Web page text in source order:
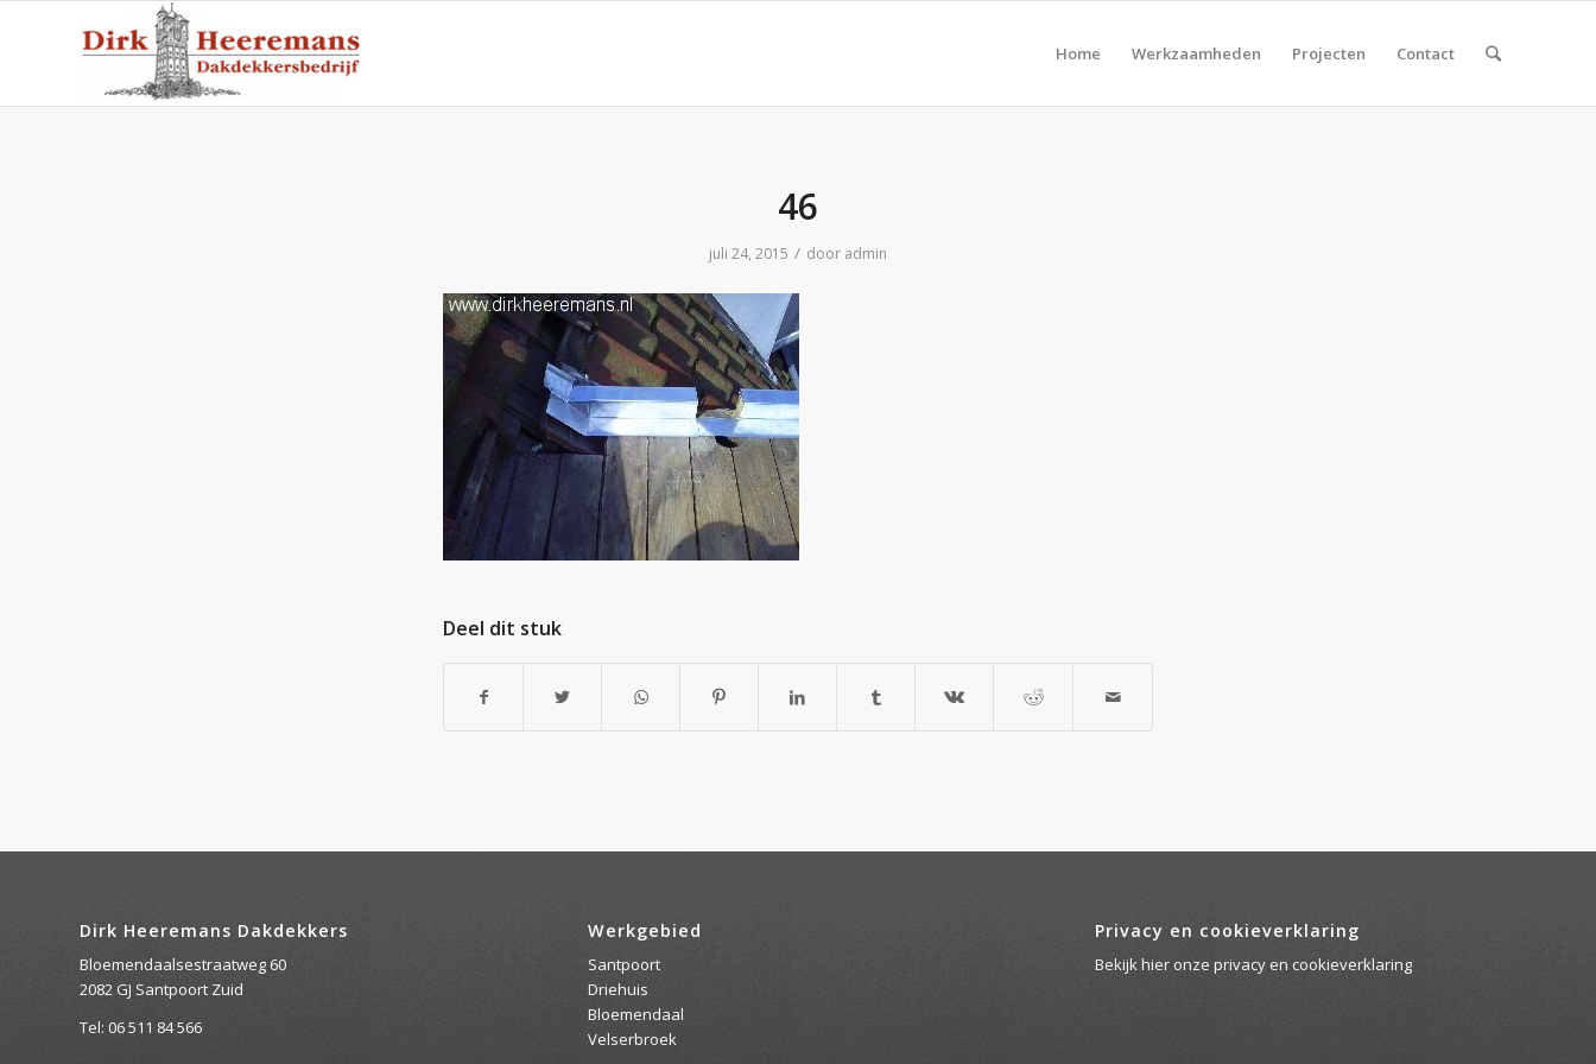
Home Werkzaamheden Projecten Contact
46
juli 24, 2015 / door admin
Deel dit stuk
Dirk Heeremans Dakdekkers
Bloemendaalsestraatweg 60
2082 GJ Santpoort Zuid
Tel: 06 511 84 566
Werkgebied
Santpoort
Driehuis
Bloemendaal
Velserbroek
Privacy en cookieverklaring
Bekijkhier onze privacy en cookieverklaring